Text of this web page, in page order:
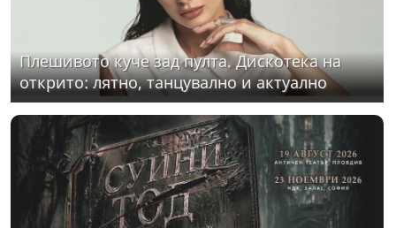
Плешивото куче зад пулта. Дискотека на
открито: лятно, танцувално и актуално